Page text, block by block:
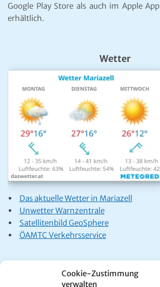
Cookie-Zustimmung
verwalten
Google Play Store als auch im Apple
erhältlich.
Wetter
Das aktuelle Wetter in Mariazell
Unwetter Warnzentrale
Satellitenbild GeoSphere
ÖAMTC Verkehrsservice